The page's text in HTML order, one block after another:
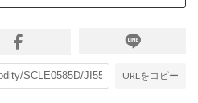
URLをコピー